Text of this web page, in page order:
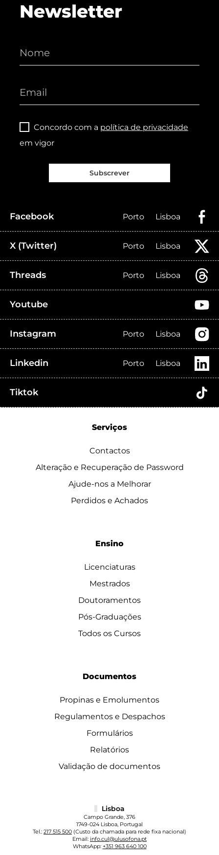
Newsletter
Concordo com a política de privacidade
em vigor
Subscrever
Facebook Porto Lisboa
X (Twitter) Porto Lisboa
Threads Porto Lisboa
Youtube
Instagram Porto Lisboa
Linkedin Porto Lisboa
Tiktok
Serviços
Contactos
Alteração e Recuperação de Password
Ajude-nos a Melhorar
Perdidos e Achados
Ensino
Licenciaturas
Mestrados
Doutoramentos
Pós-Graduações
Todos os Cursos
Documentos
Propinas e Emolumentos
Regulamentos e Despachos
Formulários
Relatórios
Validação de documentos
Lisboa
Campo Grande, 376
1749-024 Lisboa, Portugal
Tel.: 217 515 500 (Custo da chamada para rede fixa nacional)
Email: info.cul@ulusofona.pt
WhatsApp: +351 963 640 100